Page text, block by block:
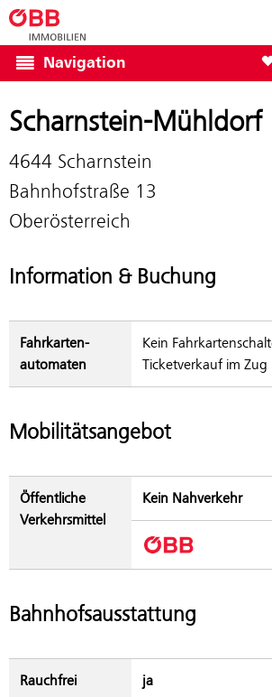
Navigation
Scharnstein-Mühldorf
4644 Scharnstein
Bahnhofstraße 13
Oberösterreich
Information & Buchung
Fahrkarten­
automaten
Kein
Ticketverkauf im Zug
Mobilitätsangebot
Öffentliche
Verkehrsmittel
Kein Nahverkehr
Bahnhofsausstattung
Rauchfrei ja